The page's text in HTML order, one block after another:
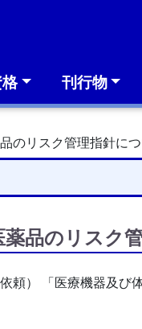
刊行物
のリスク管理指針に
薬品のリス
） 「医療機器及び